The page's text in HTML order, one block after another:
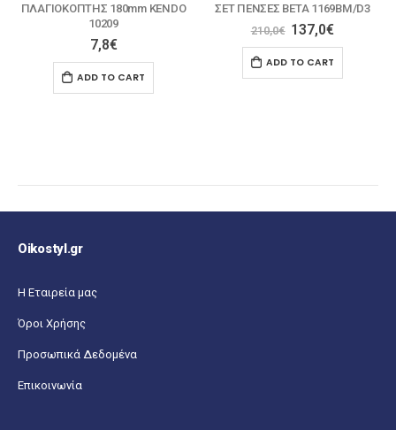
KENDO
ΣΕΤ ΠΕΝΣΕΣ BETA 1169BM/D3
SELECT
Oikostyl.gr
Η Εταιρεία μας
Όροι Χρήσης
Προσωπικά Δεδομένα
Επικοινωνία